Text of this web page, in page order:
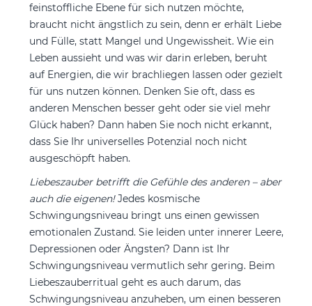
feinstoffliche Ebene für sich nutzen möchte,
braucht nicht ängstlich zu sein, denn er erhält Liebe
und Fülle, statt Mangel und Ungewissheit. Wie ein
Leben aussieht und was wir darin erleben, beruht
auf Energien, die wir brachliegen lassen oder gezielt
für uns nutzen können. Denken Sie oft, dass es
anderen Menschen besser geht oder sie viel mehr
Glück haben? Dann haben Sie noch nicht erkannt,
dass Sie Ihr universelles Potenzial noch nicht
ausgeschöpft haben.
Liebeszauber betrifft die Gefühle des anderen – aber
auch die eigenen!Jedes kosmische
Schwingungsniveau bringt uns einen gewissen
emotionalen Zustand. Sie leiden unter innerer Leere,
Depressionen oder Ängsten? Dann ist Ihr
Schwingungsniveau vermutlich sehr gering. Beim
Liebeszauberritual geht es auch darum, das
Schwingungsniveau anzuheben, um einen besseren